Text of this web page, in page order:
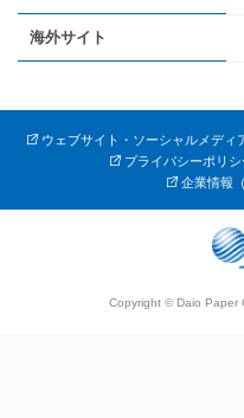
海外サイト
ウェブサイト・ソーシャルメディ
プライバシーポリシ
企業情報
Copyright © Daio Paper